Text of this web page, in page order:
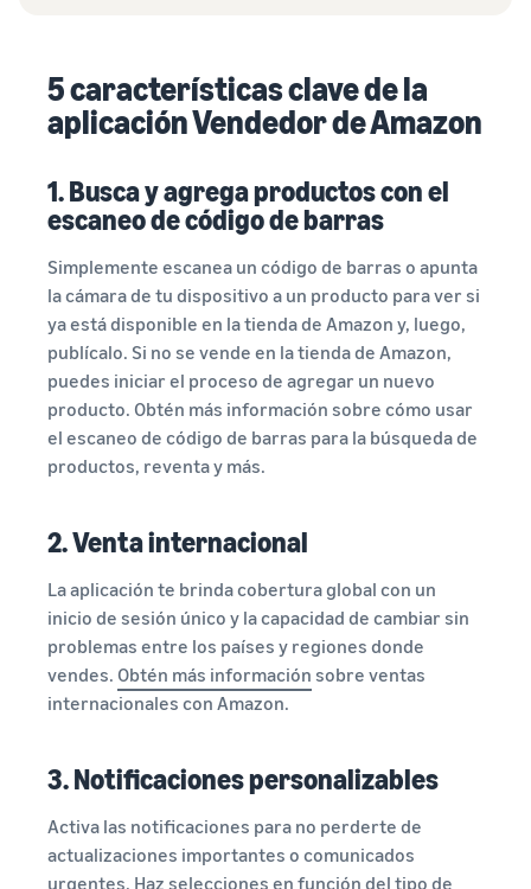
5 características clave de la
aplicación Vendedor de Amazon
1. Busca y agrega productos con el
escaneo de código de barras
Simplemente escanea un código de barras o apunta
la cámara de tu dispositivo a un producto para ver si
ya está disponible en la tienda de Amazon y, luego,
publícalo. Si no se vende en la tienda de Amazon,
puedes iniciar el proceso de agregar un nuevo
producto. Obtén más información sobre cómo usar
el escaneo de código de barras para la búsqueda de
productos, reventa y más.
2. Venta internacional
La aplicación te brinda cobertura global con un
inicio de sesión único y la capacidad de cambiar sin
problemas entre los países y regiones donde
vendes. Obtén más información sobre ventas
internacionales con Amazon.
3. Notificaciones personalizables
Activa las notificaciones para no perderte de
actualizaciones importantes o comunicados
urgentes. Haz selecciones en función del tipo de